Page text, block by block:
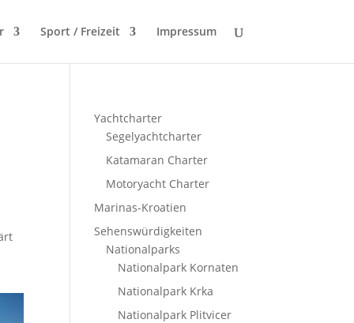
Sport / Freizeit Impressum
Yachtcharter
Segelyachtcharter
Katamaran Charter
Motoryacht Charter
Marinas-Kroatien
Sehenswürdigkeiten
Nationalparks
Nationalpark Kornaten
Nationalpark Krka
Nationalpark Plitvicer